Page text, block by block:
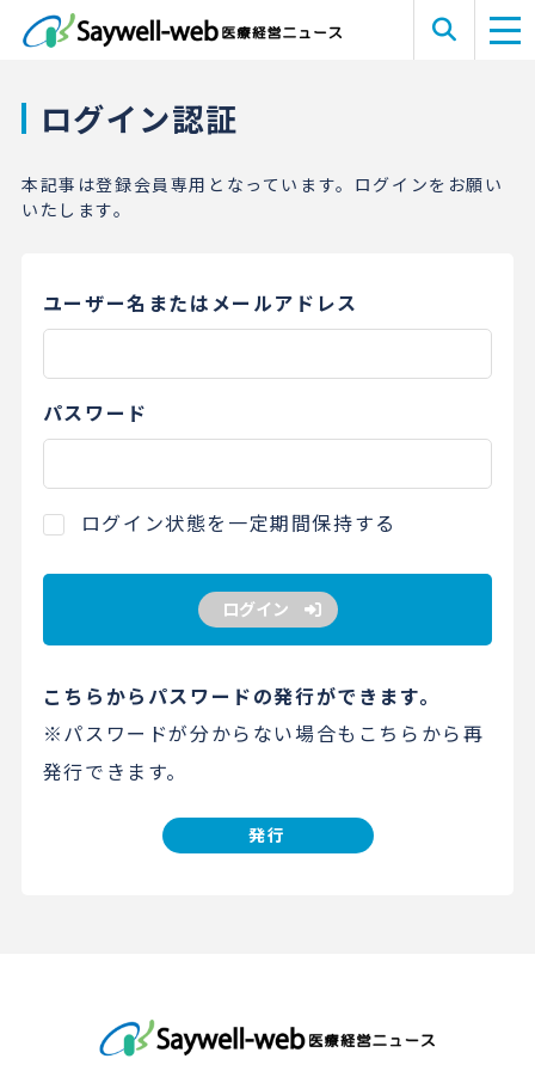
ログイン認証
本記事は登録会員専用となっています。ログインをお願い
いたします。
ユーザー名またはメールアドレス
パスワード
ログイン状態を一定期間保持する
ログイン
こちらからパスワードの発行ができます。
※パスワードが分からない場合もこちらから再
発行できます。
発行